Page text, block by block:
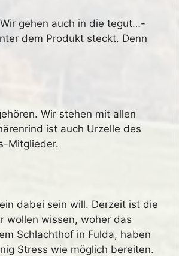
gehen auch in die tegut…-
dem Produkt steckt. Denn
Wir stehen mit allen
ist auch Urzelle des
Mitglieder.
dabei sein will. Derzeit ist die
wollen wissen, woher das
Schlachthof in Fulda, haben
Stress wie möglich bereiten.